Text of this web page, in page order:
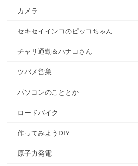
カメラ
セキセイインコのピッコちゃん
チャリ通勤＆ハナコさん
ツバメ営巣
パソコンのこととか
ロードバイク
作ってみようDIY
原子力発電